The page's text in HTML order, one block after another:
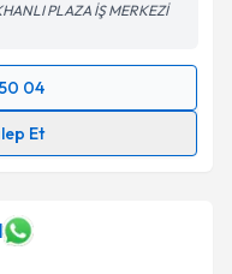
PLAZA İŞ MERKEZİ
04
Et
posta ile